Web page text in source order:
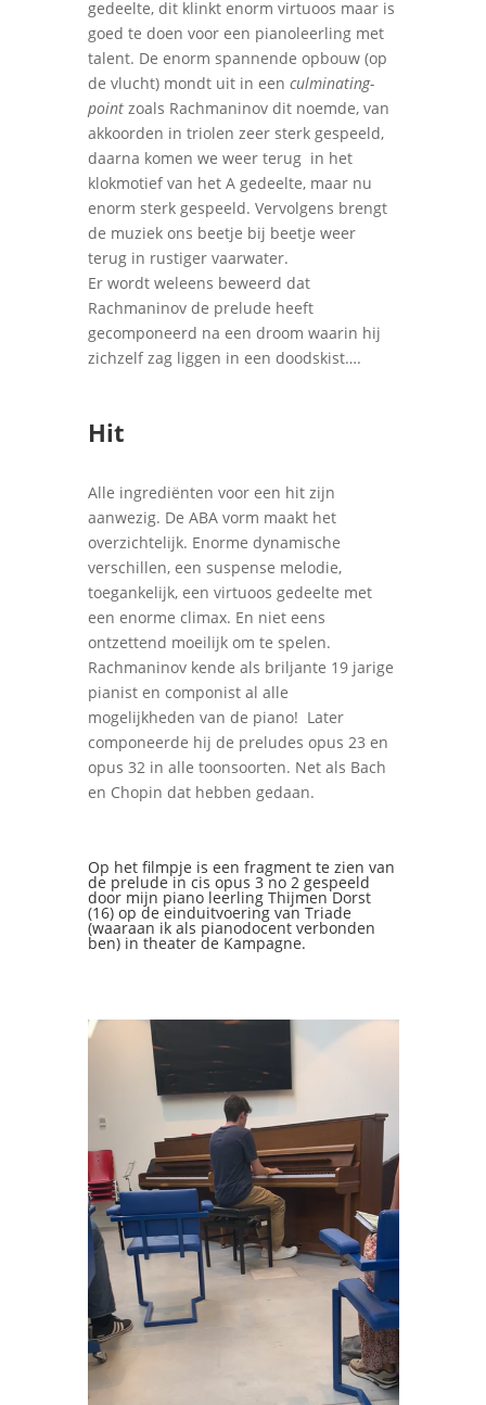
gedeelte, dit klinkt enorm virtuoos maar is
goed te doen voor een pianoleerling met
talent. De enorm spannende opbouw (op
de vlucht) mondt uit in een culminating-
pointzoals Rachmaninov dit noemde, van
akkoorden in triolen zeer sterk gespeeld,
daarna komen we weer terug in het
klokmotief van het A gedeelte, maar nu
enorm sterk gespeeld. Vervolgens brengt
de muziek ons beetje bij beetje weer
terug in rustiger vaarwater.
Er wordt weleens beweerd dat
Rachmaninov de prelude heeft
gecomponeerd na een droom waarin hij
zichzelf zag liggen in een doodskist….
Hit
Alle ingrediënten voor een hit zijn
aanwezig. De ABA vorm maakt het
overzichtelijk. Enorme dynamische
verschillen, een suspense melodie,
toegankelijk, een virtuoos gedeelte met
een enorme climax. En niet eens
ontzettend moeilijk om te spelen.
Rachmaninov kende als briljante 19 jarige
pianist en componist al alle
mogelijkheden van de piano! Later
componeerde hij de preludes opus 23 en
opus 32 in alle toonsoorten. Net als Bach
en Chopin dat hebben gedaan.
Op het filmpje is een fragment te zien van
de prelude in cis opus 3 no 2 gespeeld
door mijn piano leerling Thijmen Dorst
(16) op de einduitvoering van Triade
(waaraan ik als pianodocent verbonden
ben) in theater de Kampagne.